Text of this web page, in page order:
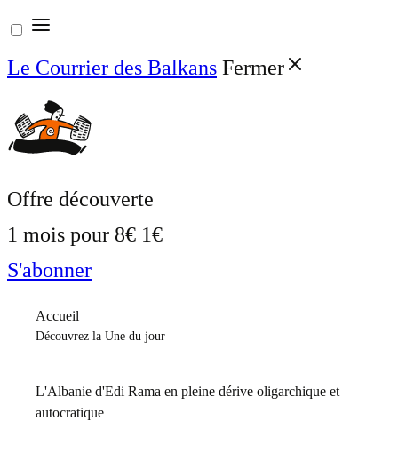
Aller
au
contenu
Le Courrier des Balkans Fermer
Offre découverte
1 mois pour 8€ 1€
S'abonner
Accueil
Découvrez la Une du jour
L'Albanie d'Edi Rama en pleine dérive oligarchique et
autocratique